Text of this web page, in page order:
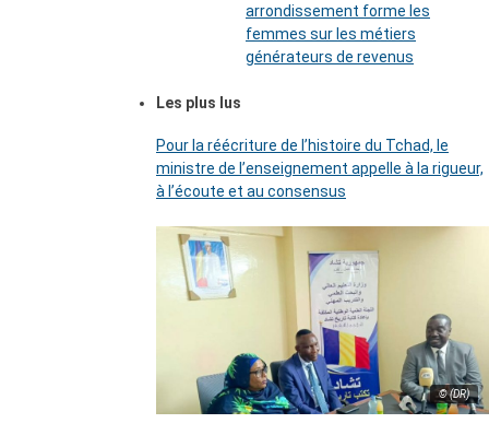
arrondissement forme les
femmes sur les métiers
générateurs de revenus
Les plus lus
Pour la réécriture de l’histoire du Tchad, le
ministre de l’enseignement appelle à la rigueur,
à l’écoute et au consensus
© (DR)